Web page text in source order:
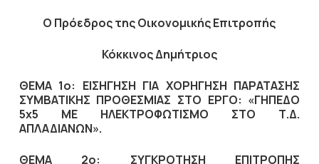
Ο Πρόεδροςτης Οικονομικής Επιτροπής
Κόκκινος Δημήτριος
ΘΕΜΑ 1ο: ΕΙΣΗΓΗΣΗ ΓΙΑ ΧΟΡΗΓΗΣΗ ΠΑΡΑΤΑΣΗΣ
ΣΥΜΒΑΤΙΚΗΣ ΠΡΟΘΕΣΜΙΑΣ ΣΤΟ ΕΡΓΟ: «ΓΗΠΕΔΟ
5x5 ΜΕ ΗΛΕΚΤΡΟΦΩΤΙΣΜΟ ΣΤΟ Τ.Δ.
ΑΠΛΑΔΙΑΝΩΝ».
ΘΕΜΑ 2ο: ΣΥΓΚΡΟΤΗΣΗ ΕΠΙΤΡΟΠΗΣ